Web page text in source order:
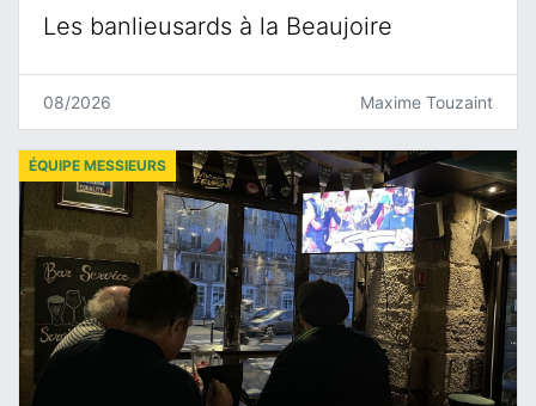
Les banlieusards à la Beaujoire
08/2026 Maxime Touzaint
ÉQUIPE MESSIEURS